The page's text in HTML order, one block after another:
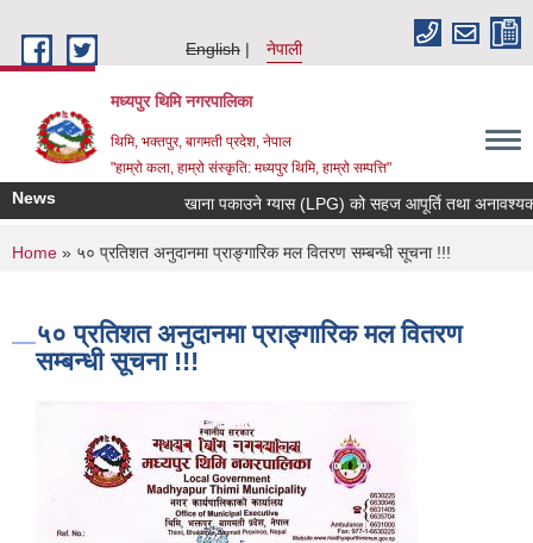
English
नेपाली
मध्यपुर थिमि नगरपालिका
थिमि, भक्तपुर, बागमती प्रदेश, नेपाल
"हाम्रो कला, हाम्रो संस्कृति: मध्यपुर थिमि, हाम्रो सम्पत्ति"
News खाना पकाउने ग्यास (LPG) को सहज आपूर्ति तथा
You are here
Home » ५० प्रतिशत अनुदानमा प्राङ्गारिक मल वितरण सम्बन्धी सूचना !!!
५० प्रतिशत अनुदानमा प्राङ्गारिक मल वितरण
सम्बन्धी सूचना !!!